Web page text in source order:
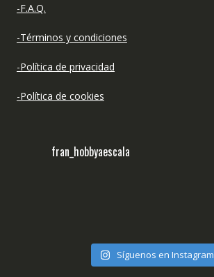
-F.A.Q.
-Términos y condiciones
-Política de privacidad
-Política de cookies
fran_hobbyaescala
Síguenos en Instagram